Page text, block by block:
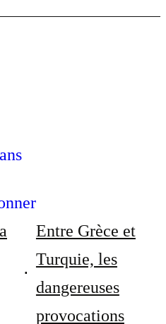
Entre Grèce et
Turquie, les
dangereuses
provocations